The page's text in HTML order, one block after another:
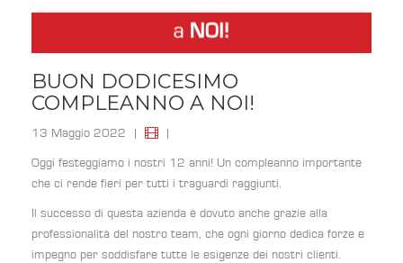
BUON DODICESIMO
COMPLEANNO A NOI!
13 Maggio 2022
Oggi festeggiamo i nostri 12 anni! Un compleanno importante
che ci rende fieri per tutti i traguardi raggiunti.
Il successo di questa azienda è dovuto anche grazie alla
professionalità del nostro team, che ogni giorno dedica forze e
impegno per soddisfare tutte le esigenze dei nostri clienti.